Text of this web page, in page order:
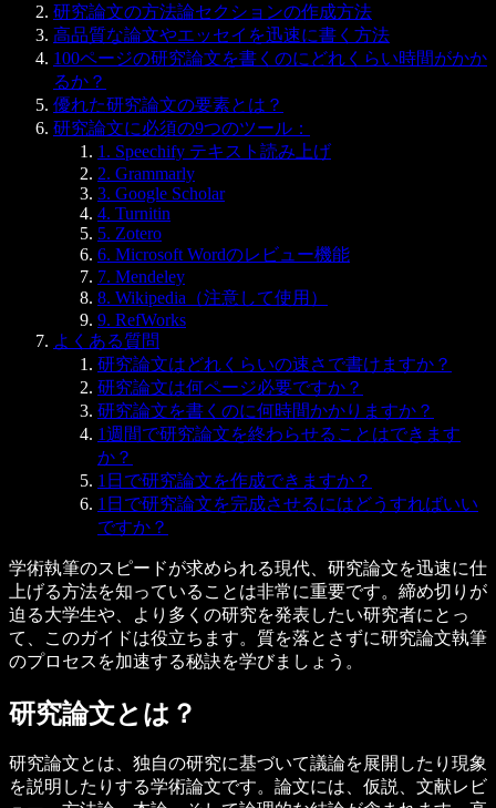
研究論文の方法論セクションの作成方法
高品質な論文やエッセイを迅速に書く方法
100ページの研究論文を書くのにどれくらい時間がかか
るか？
優れた研究論文の要素とは？
研究論文に必須の9つのツール：
1. Speechify テキスト読み上げ
2. Grammarly
3. Google Scholar
4. Turnitin
5. Zotero
6. Microsoft Wordのレビュー機能
7. Mendeley
8. Wikipedia（注意して使用）
9. RefWorks
よくある質問
研究論文はどれくらいの速さで書けますか？
研究論文は何ページ必要ですか？
研究論文を書くのに何時間かかりますか？
1週間で研究論文を終わらせることはできます
か？
1日で研究論文を作成できますか？
1日で研究論文を完成させるにはどうすればいい
ですか？
学術執筆のスピードが求められる現代、 研究論文を迅速に仕
上げる方法を知っていることは非常に重要です。締め切りが
迫る大学生や、より多くの研究を発表したい研究者にとっ
て、このガイドは役立ちます。質を落とさずに研究論文執筆
のプロセスを加速する秘訣を学びましょう。
研究論文とは？
研究論文とは、独自の研究に基づいて議論を展開したり現象
を説明したりする学術論文です。論文には、仮説、文献レビ